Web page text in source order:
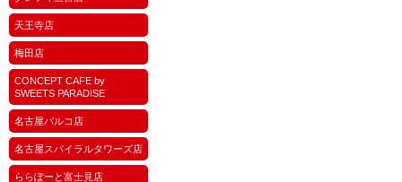
天王寺店
梅田店
CONCEPT CAFE by
SWEETS PARADISE
名古屋パルコ店
名古屋スパイラルタワーズ店
ららぽーと富士見店